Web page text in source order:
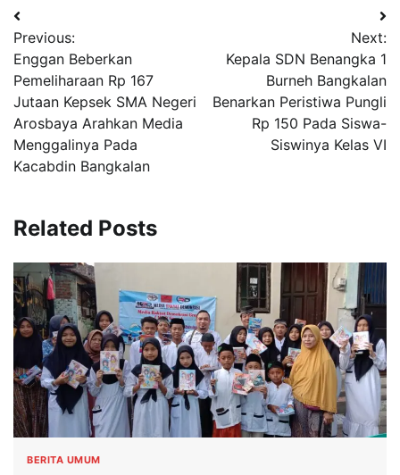
Navigasi
pos
Previous:
Enggan Beberkan
Pemeliharaan Rp 167
Jutaan Kepsek SMA Negeri
Arosbaya Arahkan Media
Menggalinya Pada
Kacabdin Bangkalan
Next:
Kepala SDN Benangka 1
Burneh Bangkalan
Benarkan Peristiwa Pungli
Rp 150 Pada Siswa-
Siswinya Kelas VI
Related Posts
BERITA UMUM